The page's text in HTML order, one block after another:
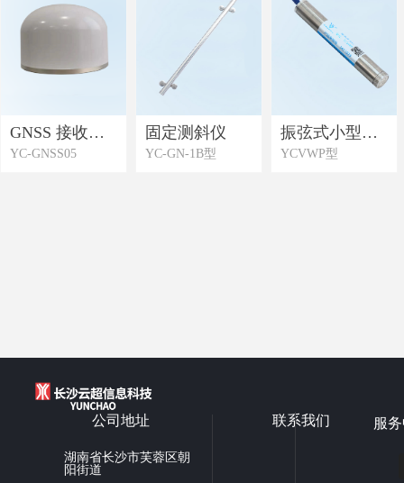
GNSS 接收监
测一体机
YC-GNSS05
固定测斜仪
YC-GN-1B型
振弦式小型渗
压计
YCVWP型
联系我们 服
公司地址
湖南省长沙市芙蓉区朝
阳街道